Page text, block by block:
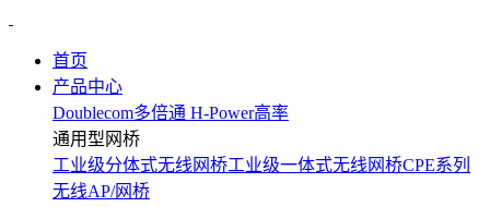
首页
产品中心
Doublecom多倍通 H-Power高率
通用型网桥
工业级分体式无线网桥工业级一体式无线网桥CPE系列
无线AP/网桥